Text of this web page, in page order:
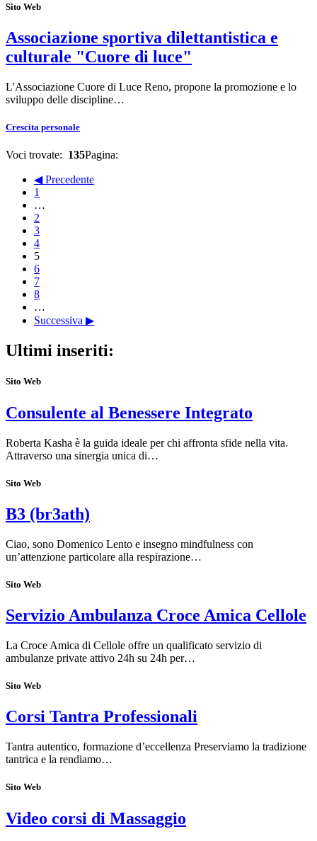
Sito Web
Associazione sportiva dilettantistica e
culturale "Cuore di luce"
L'Associazione Cuore di Luce Reno, propone la promozione e lo
sviluppo delle discipline…
Crescita personale
Voci trovate: 135Pagina:
◀ Precedente
1
…
2
3
4
5
6
7
8
…
Successiva ▶
Ultimi inseriti:
Sito Web
Consulente al Benessere Integrato
Roberta Kasha è la guida ideale per chi affronta sfide nella vita.
Attraverso una sinergia unica di…
Sito Web
B3 (br3ath)
Ciao, sono Domenico Lento e insegno mindfulness con
un’attenzione particolare alla respirazione…
Sito Web
Servizio Ambulanza Croce Amica Cellole
La Croce Amica di Cellole offre un qualificato servizio di
ambulanze private attivo 24h su 24h per…
Sito Web
Corsi Tantra Professionali
Tantra autentico, formazione d’eccellenza Preserviamo la tradizione
tantrica e la rendiamo…
Sito Web
Video corsi di Massaggio